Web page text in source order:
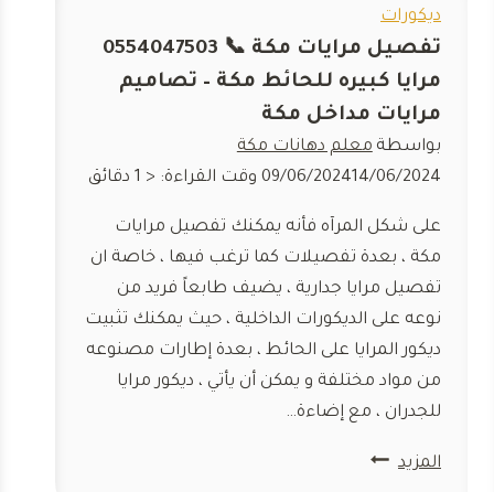
ديكورات
تفصيل مرايات مكة 📞 0554047503
مرايا كبيره للحائط مكة – تصاميم
مرايات مداخل مكة
بواسطة معلم دهانات مكة
09/06/202414/06/2024 وقت القراءة: < 1 دقائق
على شكل المرآه فأنه يمكنك تفصيل مرايات
مكة ، بعدة تفصيلات كما ترغب فيها ، خاصة ان
تفصيل مرايا جدارية ، يضيف طابعاً فريد من
نوعه على الديكورات الداخلية ، حيث يمكنك تثبيت
ديكور المرايا على الحائط ، بعدة إطارات مصنوعه
من مواد مختلفة و يمكن أن يأتي ، ديكور مرايا
للجدران ، مع إضاءة…
المزيدتفصيل